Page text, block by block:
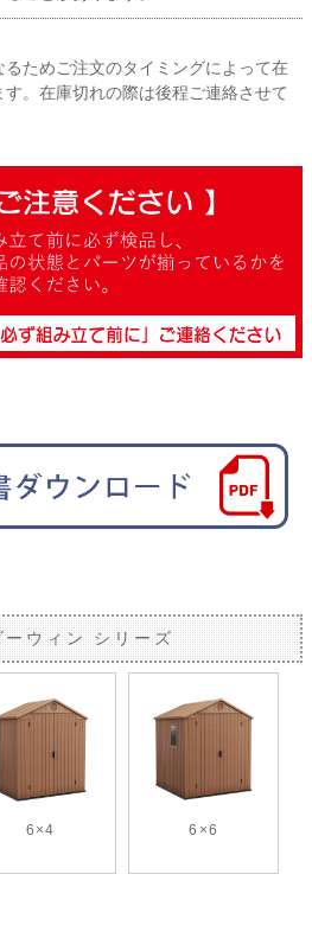
ためご注文のタイミングによって在
。在庫切れの際は後程ご連絡させて
ーウィン シリーズ
6×4 6×6